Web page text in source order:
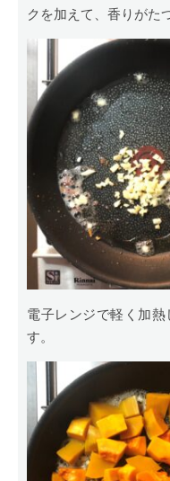
クを加えて、香りがた
電子レンジで軽く加
す。